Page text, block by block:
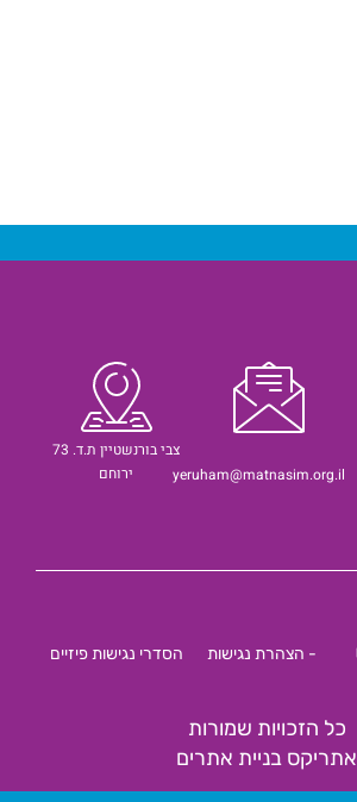
yeruham@matnasim.org.il
צבי בורנשטיין ת.ד. 73
ירוחם
- הצהרת נגישות הסדרי נגישות פיזיים
כל הזכויות שמורות
אתריקס בניית אתרים